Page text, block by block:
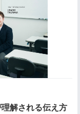
解される伝え方